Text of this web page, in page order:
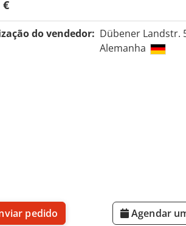
€
do vendedor: Dübener Landstr.
Alemanha
pedido Agendar